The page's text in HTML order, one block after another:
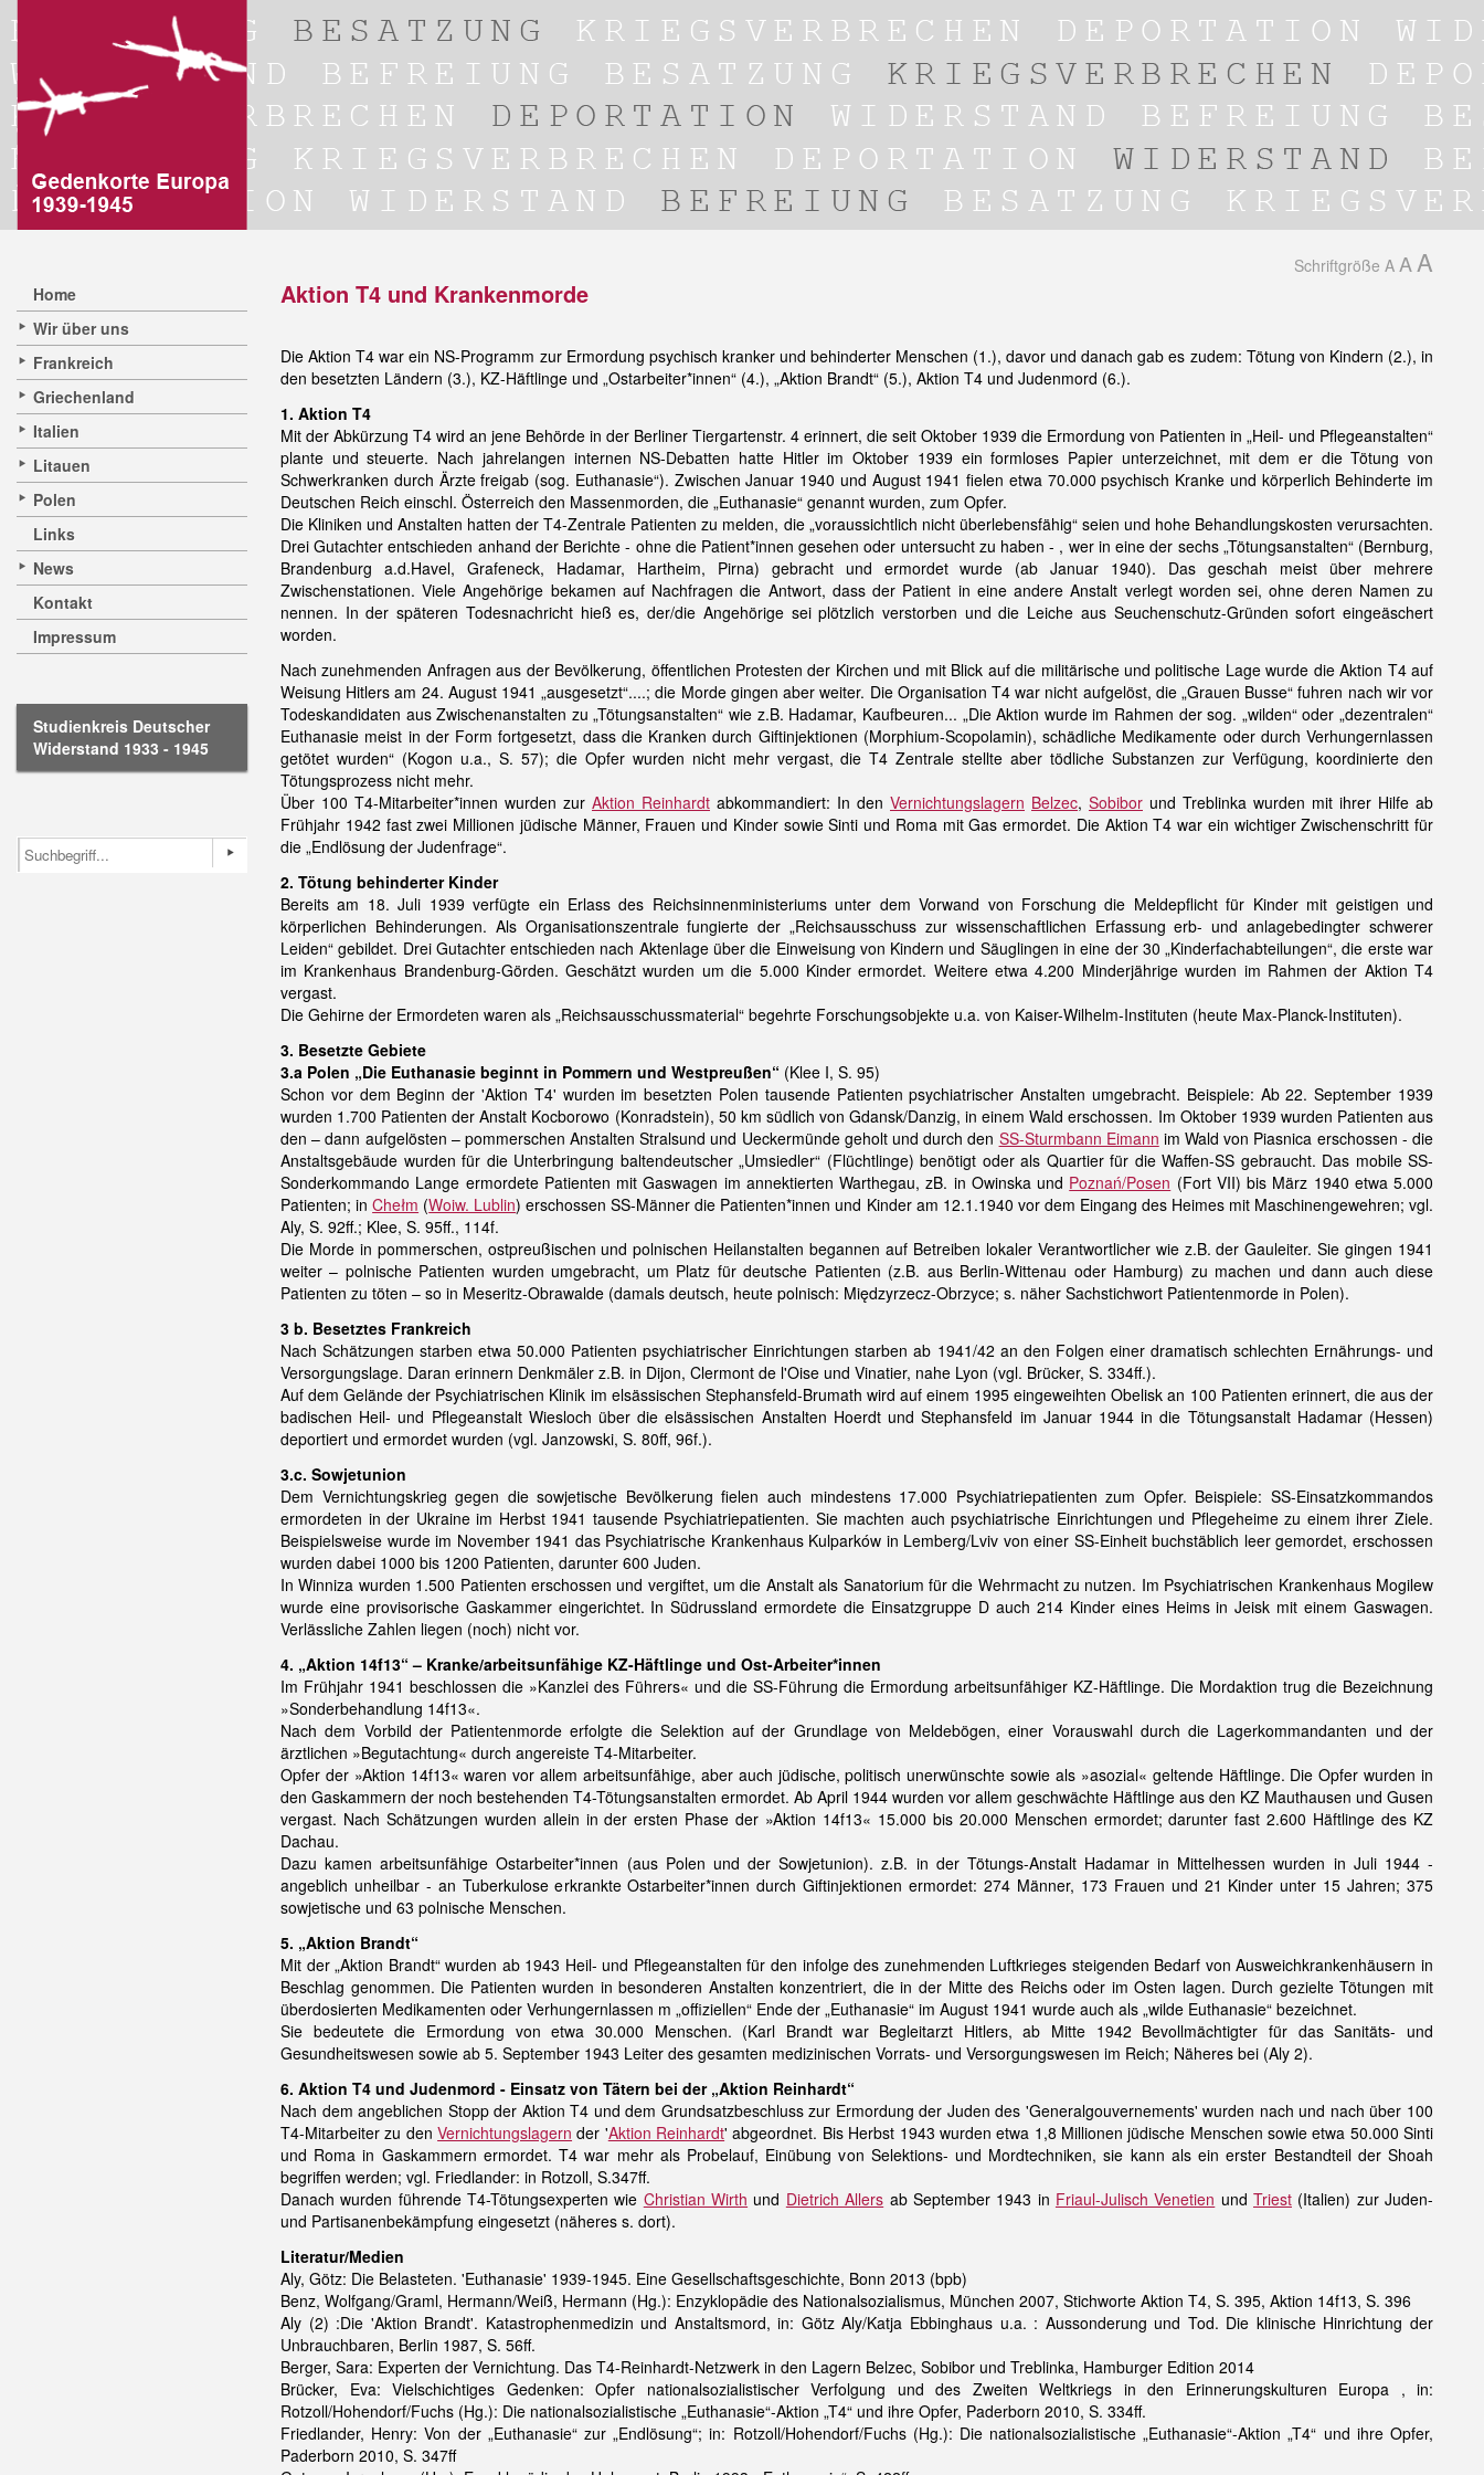
Home
Wir über uns
Frankreich
Griechenland
Italien
Litauen
Polen
Links
News
Kontakt
Impressum
Studienkreis Deutscher
Widerstand 1933 - 1945
Schriftgröße A A A
Aktion T4 und Krankenmorde
Die Aktion T4 war ein NS-Programm zur Ermordung psychisch kranker und behinderter Menschen (1.), davor und danach gab es zudem: Tötung von Kindern (2.), in
den besetzten Ländern (3.), KZ-Häftlinge und „Ostarbeiter*innen“ (4.), „Aktion Brandt“ (5.), Aktion T4 und Judenmord (6.).
1. Aktion T4
Mit der Abkürzung T4 wird an jene Behörde in der Berliner Tiergartenstr. 4 erinnert, die seit Oktober 1939 die Ermordung von Patienten in „Heil- und Pflegeanstalten“
plante und steuerte. Nach jahrelangen internen NS-Debatten hatte Hitler im Oktober 1939 ein formloses Papier unterzeichnet, mit dem er die Tötung von
Schwerkranken durch Ärzte freigab (sog. Euthanasie“). Zwischen Januar 1940 und August 1941 fielen etwa 70.000 psychisch Kranke und körperlich Behinderte im
Deutschen Reich einschl. Österreich den Massenmorden, die „Euthanasie“ genannt wurden, zum Opfer.
Die Kliniken und Anstalten hatten der T4-Zentrale Patienten zu melden, die „voraussichtlich nicht überlebensfähig“ seien und hohe Behandlungskosten verursachten.
Drei Gutachter entschieden anhand der Berichte - ohne die Patient*innen gesehen oder untersucht zu haben - , wer in eine der sechs „Tötungsanstalten“ (Bernburg,
Brandenburg a.d.Havel, Grafeneck, Hadamar, Hartheim, Pirna) gebracht und ermordet wurde (ab Januar 1940). Das geschah meist über mehrere
Zwischenstationen. Viele Angehörige bekamen auf Nachfragen die Antwort, dass der Patient in eine andere Anstalt verlegt worden sei, ohne deren Namen zu
nennen. In der späteren Todesnachricht hieß es, der/die Angehörige sei plötzlich verstorben und die Leiche aus Seuchenschutz-Gründen sofort eingeäschert
worden.
Nach zunehmenden Anfragen aus der Bevölkerung, öffentlichen Protesten der Kirchen und mit Blick auf die militärische und politische Lage wurde die Aktion T4 auf
Weisung Hitlers am 24. August 1941 „ausgesetzt“....; die Morde gingen aber weiter. Die Organisation T4 war nicht aufgelöst, die „Grauen Busse“ fuhren nach wir vor
Todeskandidaten aus Zwischenanstalten zu „Tötungsanstalten“ wie z.B. Hadamar, Kaufbeuren... „Die Aktion wurde im Rahmen der sog. „wilden“ oder „dezentralen“
Euthanasie meist in der Form fortgesetzt, dass die Kranken durch Giftinjektionen (Morphium-Scopolamin), schädliche Medikamente oder durch Verhungernlassen
getötet wurden“ (Kogon u.a., S. 57); die Opfer wurden nicht mehr vergast, die T4 Zentrale stellte aber tödliche Substanzen zur Verfügung, koordinierte den
Tötungsprozess nicht mehr.
Über 100 T4-Mitarbeiter*innen wurden zur Aktion Reinhardt abkommandiert: In den Vernichtungslagern Belzec, Sobibor und Treblinka wurden mit ihrer Hilfe ab
Frühjahr 1942 fast zwei Millionen jüdische Männer, Frauen und Kinder sowie Sinti und Roma mit Gas ermordet. Die Aktion T4 war ein wichtiger Zwischenschritt für
die „Endlösung der Judenfrage“.
2. Tötung behinderter Kinder
Bereits am 18. Juli 1939 verfügte ein Erlass des Reichsinnenministeriums unter dem Vorwand von Forschung die Meldepflicht für Kinder mit geistigen und
körperlichen Behinderungen. Als Organisationszentrale fungierte der „Reichsausschuss zur wissenschaftlichen Erfassung erb- und anlagebedingter schwerer
Leiden“ gebildet. Drei Gutachter entschieden nach Aktenlage über die Einweisung von Kindern und Säuglingen in eine der 30 „Kinderfachabteilungen“, die erste war
im Krankenhaus Brandenburg-Görden. Geschätzt wurden um die 5.000 Kinder ermordet. Weitere etwa 4.200 Minderjährige wurden im Rahmen der Aktion T4
vergast.
Die Gehirne der Ermordeten waren als „Reichsausschussmaterial“ begehrte Forschungsobjekte u.a. von Kaiser-Wilhelm-Instituten (heute Max-Planck-Instituten).
3. Besetzte Gebiete
3.a Polen „Die Euthanasie beginnt in Pommern und Westpreußen“ (Klee I, S. 95)
Schon vor dem Beginn der 'Aktion T4' wurden im besetzten Polen tausende Patienten psychiatrischer Anstalten umgebracht. Beispiele: Ab 22. September 1939
wurden 1.700 Patienten der Anstalt Kocborowo (Konradstein), 50 km südlich von Gdansk/Danzig, in einem Wald erschossen. Im Oktober 1939 wurden Patienten aus
den – dann aufgelösten – pommerschen Anstalten Stralsund und Ueckermünde geholt und durch den SS-Sturmbann Eimann im Wald von Piasnica erschossen - die
Anstaltsgebäude wurden für die Unterbringung baltendeutscher „Umsiedler“ (Flüchtlinge) benötigt oder als Quartier für die Waffen-SS gebraucht. Das mobile SS-
Sonderkommando Lange ermordete Patienten mit Gaswagen im annektierten Warthegau, zB. in Owinska und Poznań/Posen (Fort VII) bis März 1940 etwa 5.000
Patienten; inChełm (Woiw. Lublin) erschossen SS-Männer die Patienten*innen und Kinder am 12.1.1940 vor dem Eingang des Heimes mit Maschinengewehren; vgl.
Aly, S. 92ff.; Klee, S. 95ff., 114f.
Die Morde in pommerschen, ostpreußischen und polnischen Heilanstalten begannen auf Betreiben lokaler Verantwortlicher wie z.B. der Gauleiter. Sie gingen 1941
weiter – polnische Patienten wurden umgebracht, um Platz für deutsche Patienten (z.B. aus Berlin-Wittenau oder Hamburg) zu machen und dann auch diese
Patienten zu töten – so in Meseritz-Obrawalde (damals deutsch, heute polnisch: Międzyrzecz-Obrzyce; s. näher Sachstichwort Patientenmorde in Polen).
3 b. Besetztes Frankreich
Nach Schätzungen starben etwa 50.000 Patienten psychiatrischer Einrichtungen starben ab 1941/42 an den Folgen einer dramatisch schlechten Ernährungs- und
Versorgungslage. Daran erinnern Denkmäler z.B. in Dijon, Clermont de l'Oise und Vinatier, nahe Lyon (vgl. Brücker, S. 334ff.).
Auf dem Gelände der Psychiatrischen Klinik im elsässischen Stephansfeld-Brumath wird auf einem 1995 eingeweihten Obelisk an 100 Patienten erinnert, die aus der
badischen Heil- und Pflegeanstalt Wiesloch über die elsässischen Anstalten Hoerdt und Stephansfeld im Januar 1944 in die Tötungsanstalt Hadamar (Hessen)
deportiert und ermordet wurden (vgl. Janzowski, S. 80ff, 96f.).
3.c. Sowjetunion
Dem Vernichtungskrieg gegen die sowjetische Bevölkerung fielen auch mindestens 17.000 Psychiatriepatienten zum Opfer. Beispiele: SS-Einsatzkommandos
ermordeten in der Ukraine im Herbst 1941 tausende Psychiatriepatienten. Sie machten auch psychiatrische Einrichtungen und Pflegeheime zu einem ihrer Ziele.
Beispielsweise wurde im November 1941 das Psychiatrische Krankenhaus Kulparków in Lemberg/Lviv von einer SS-Einheit buchstäblich leer gemordet, erschossen
wurden dabei 1000 bis 1200 Patienten, darunter 600 Juden.
In Winniza wurden 1.500 Patienten erschossen und vergiftet, um die Anstalt als Sanatorium für die Wehrmacht zu nutzen. Im Psychiatrischen Krankenhaus Mogilew
wurde eine provisorische Gaskammer eingerichtet. In Südrussland ermordete die Einsatzgruppe D auch 214 Kinder eines Heims in Jeisk mit einem Gaswagen.
Verlässliche Zahlen liegen (noch) nicht vor.
4. „Aktion 14f13“ – Kranke/arbeitsunfähige KZ-Häftlinge und Ost-Arbeiter*innen
Im Frühjahr 1941 beschlossen die »Kanzlei des Führers« und die SS-Führung die Ermordung arbeitsunfähiger KZ-Häftlinge. Die Mordaktion trug die Bezeichnung
»Sonderbehandlung 14f13«.
Nach dem Vorbild der Patientenmorde erfolgte die Selektion auf der Grundlage von Meldebögen, einer Vorauswahl durch die Lagerkommandanten und der
ärztlichen »Begutachtung« durch angereiste T4-Mitarbeiter.
Opfer der »Aktion 14f13« waren vor allem arbeitsunfähige, aber auch jüdische, politisch unerwünschte sowie als »asozial« geltende Häftlinge. Die Opfer wurden in
den Gaskammern der noch bestehenden T4-Tötungsanstalten ermordet. Ab April 1944 wurden vor allem geschwächte Häftlinge aus den KZ Mauthausen und Gusen
vergast. Nach Schätzungen wurden allein in der ersten Phase der »Aktion 14f13« 15.000 bis 20.000 Menschen ermordet; darunter fast 2.600 Häftlinge des KZ
Dachau.
Dazu kamen arbeitsunfähige Ostarbeiter*innen (aus Polen und der Sowjetunion). z.B. in der Tötungs-Anstalt Hadamar in Mittelhessen wurden in Juli 1944 -
angeblich unheilbar - an Tuberkulose erkrankte Ostarbeiter*innen durch Giftinjektionen ermordet: 274 Männer, 173 Frauen und 21 Kinder unter 15 Jahren; 375
sowjetische und 63 polnische Menschen.
5. „Aktion Brandt“
Mit der „Aktion Brandt“ wurden ab 1943 Heil- und Pflegeanstalten für den infolge des zunehmenden Luftkrieges steigenden Bedarf von Ausweichkrankenhäusern in
Beschlag genommen. Die Patienten wurden in besonderen Anstalten konzentriert, die in der Mitte des Reichs oder im Osten lagen. Durch gezielte Tötungen mit
überdosierten Medikamenten oder Verhungernlassen m „offiziellen“ Ende der „Euthanasie“ im August 1941 wurde auch als „wilde Euthanasie“ bezeichnet.
Sie bedeutete die Ermordung von etwa 30.000 Menschen. (Karl Brandt war Begleitarzt Hitlers, ab Mitte 1942 Bevollmächtigter für das Sanitäts- und
Gesundheitswesen sowie ab 5. September 1943 Leiter des gesamten medizinischen Vorrats- und Versorgungswesen im Reich; Näheres bei (Aly 2).
6. Aktion T4 und Judenmord - Einsatz von Tätern bei der „Aktion Reinhardt“
Nach dem angeblichen Stopp der Aktion T4 und dem Grundsatzbeschluss zur Ermordung der Juden des 'Generalgouvernements' wurden nach und nach über 100
T4-Mitarbeiter zu denVernichtungslagern der 'Aktion Reinhardt' abgeordnet. Bis Herbst 1943 wurden etwa 1,8 Millionen jüdische Menschen sowie etwa 50.000 Sinti
und Roma in Gaskammern ermordet. T4 war mehr als Probelauf, Einübung von Selektions- und Mordtechniken, sie kann als ein erster Bestandteil der Shoah
begriffen werden; vgl. Friedlander: in Rotzoll, S.347ff.
Danach wurden führende T4-Tötungsexperten wie Christian Wirth und Dietrich Allers ab September 1943 in Friaul-Julisch Venetien und Triest(Italien) zur Juden-
und Partisanenbekämpfung eingesetzt (näheres s. dort).
Literatur/Medien
Aly, Götz: Die Belasteten. 'Euthanasie' 1939-1945. Eine Gesellschaftsgeschichte, Bonn 2013 (bpb)
Benz, Wolfgang/Graml, Hermann/Weiß, Hermann (Hg.): Enzyklopädie des Nationalsozialismus, München 2007, Stichworte Aktion T4, S. 395, Aktion 14f13, S. 396
Aly (2) :Die 'Aktion Brandt'. Katastrophenmedizin und Anstaltsmord, in: Götz Aly/Katja Ebbinghaus u.a. : Aussonderung und Tod. Die klinische Hinrichtung der
Unbrauchbaren, Berlin 1987, S. 56ff.
Berger, Sara: Experten der Vernichtung. Das T4-Reinhardt-Netzwerk in den Lagern Belzec, Sobibor und Treblinka, Hamburger Edition 2014
Brücker, Eva: Vielschichtiges Gedenken: Opfer nationalsozialistischer Verfolgung und des Zweiten Weltkriegs in den Erinnerungskulturen Europa , in:
Rotzoll/Hohendorf/Fuchs (Hg.): Die nationalsozialistische „Euthanasie“-Aktion „T4“ und ihre Opfer, Paderborn 2010, S. 334ff.
Friedlander, Henry: Von der „Euthanasie“ zur „Endlösung“; in: Rotzoll/Hohendorf/Fuchs (Hg.): Die nationalsozialistische „Euthanasie“-Aktion „T4“ und ihre Opfer,
Paderborn 2010, S. 347ff